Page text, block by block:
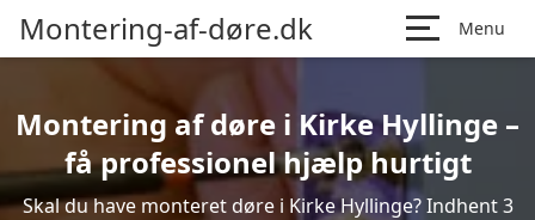
Montering-af-døre.dk Menu
Montering af døre i Kirke Hyllinge –
få professionel hjælp hurtigt
Skal du have monteret døre i Kirke Hyllinge? Indhent 3